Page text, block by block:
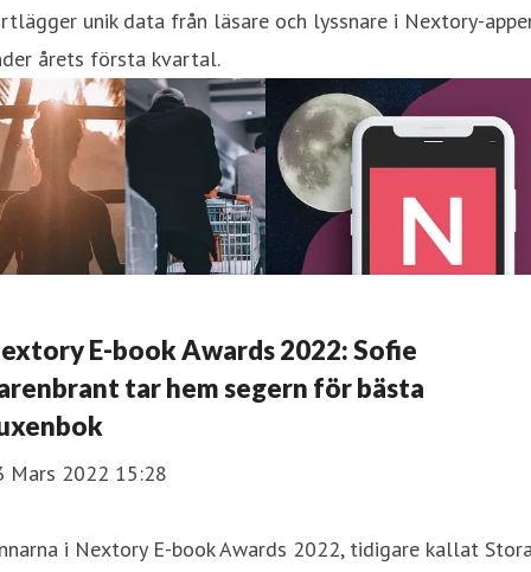
unik data från läsare och lyssnare i Nextory-
årets första kvartal.
E-book Awards 2022: Sofie
tar hem segern för bästa
Mars 2022 15:28
i Nextory E-book Awards 2022, tidigare kallat